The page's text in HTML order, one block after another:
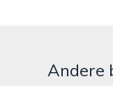
Andere